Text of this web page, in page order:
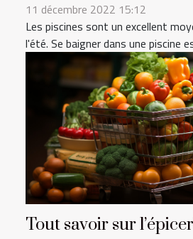
11 décembre 2022 15:12
Les piscines sont un excellent
l'été. Se baigner dans une piscine
Tout savoir sur